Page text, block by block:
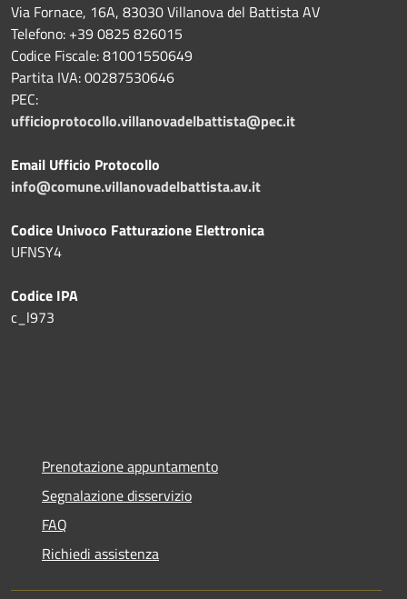
Via Fornace, 16A, 83030 Villanova del Battista AV
Telefono: +39 0825 826015
Codice Fiscale: 81001550649
Partita IVA: 00287530646
PEC:
ufficioprotocollo.villanovadelbattista@pec.it
Email Ufficio Protocollo
info@comune.villanovadelbattista.av.it
Codice Univoco Fatturazione Elettronica
UFNSY4
Codice IPA
c_l973
Prenotazione appuntamento
Segnalazione disservizio
FAQ
Richiedi assistenza